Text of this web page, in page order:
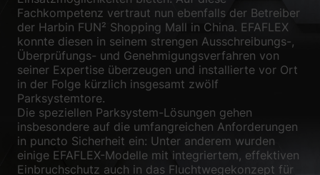
Fachkompetenz vertraut nun ebenfalls der Betreiber
der Harbin FUN² Shopping Mall in China. EFAFLEX
konnte diesen in seinem strengen Ausschreibungs-,
Überprüfungs- und Genehmigungsverfahren von
seiner Expertise überzeugen und installierte vor Ort
in der Folge kürzlich insgesamt zwölf
Parksystemtore.
Die speziellen Parksystem-Lösungen gehen
insbesondere auf die umfangreichen Anforderungen
in puncto Sicherheit ein: Unter anderem wurden
einige EFAFLEX-Modelle mit integriertem, effektiven
Einbruchschutz auch in das Fluchtwegekonzept für